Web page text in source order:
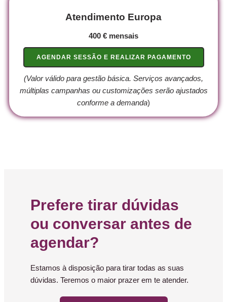
Atendimento Europa
400 € mensais
AGENDAR SESSÃO E REALIZAR PAGAMENTO
(Valor válido para gestão básica. Serviços avançados,
múltiplas campanhas ou customizações serão ajustados
conforme a demanda)
Prefere tirar dúvidas
ou conversar antes de
agendar?
Estamos à disposição para tirar todas as suas
dúvidas. Teremos o maior prazer em te atender.